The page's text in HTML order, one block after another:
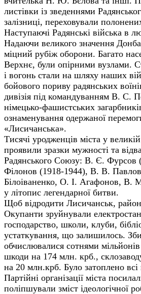
листівки із зведеннями
залізниці, переховували
Наступаючі Радянські війська в
Надаючи великого значення
міцний рубіж оборони. Багато
Верхнє, були опірними вузлами.
і вогонь стали на шляху наших
бойового пориву радянських
дивізія під командуванням В. С.
німецько-фашистських
ознаменування одержаної
«Лисичанська».
Тисячі уродженців міста у
проявили зразки мужності та
Радянського Союзу: В. Є.
Філонов (1918-1944), В. В.
Білоіваненко, О. І. Агафонов, В.
у літопис легендарної битви.
Щоб відродити Лисичанськ,
Окупанти зруйнували
господарство, школи, клуби,
устаткування, що залишилось.
обчислювалися сотнями
шкоди на 174 млн. крб.,
на 20 млн.крб. Було затоплено
Партійні організації міста
поліпшували зміст ідеологічної